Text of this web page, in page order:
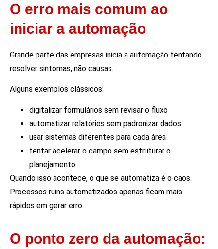
O erro mais comum ao
iniciar a automação
Grande parte das empresas inicia a automação tentando
resolver sintomas, não causas.
Alguns exemplos clássicos:
digitalizar formulários sem revisar o fluxo
automatizar relatórios sem padronizar dados
usar sistemas diferentes para cada área
tentar acelerar o campo sem estruturar o
planejamento
Quando isso acontece, o que se automatiza é o caos.
Processos ruins automatizados apenas ficam mais
rápidos em gerar erro.
O ponto zero da automação: